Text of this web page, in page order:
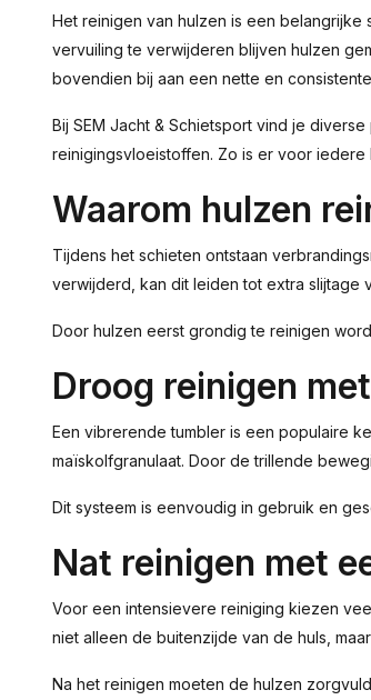
Het reinigen van hulzen is een
vervuiling te verwijderen blijven hulzen
bovendien bij aan een nette en
Bij SEM Jacht & Schietsport vind je
reinigingsvloeistoffen. Zo is er voor
Waarom hulzen
Tijdens het schieten ontstaan
verwijderd, kan dit leiden tot extra slijtage
Door hulzen eerst grondig te reinigen
Droog reinigen
Een vibrerende tumbler is een populaire
maïskolfgranulaat. Door de trillende
Dit systeem is eenvoudig in gebruik en
Nat reinigen met
Voor een intensievere reiniging kiezen
niet alleen de buitenzijde van de huls,
Na het reinigen moeten de hulzen